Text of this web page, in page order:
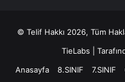
© Telif Hakkı 2026, Tüm
TieLabs |
Anasayfa
8.SINIF 7.SINIF